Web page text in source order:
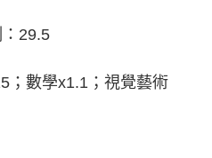
29.5
；數學x1.1；視覺藝術